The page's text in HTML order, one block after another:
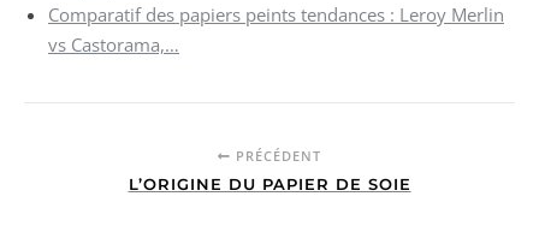
Comparatif des papiers peints tendances : Leroy Merlin
vs Castorama,…
PRÉCÉDENT
L’ORIGINE DU PAPIER DE SOIE